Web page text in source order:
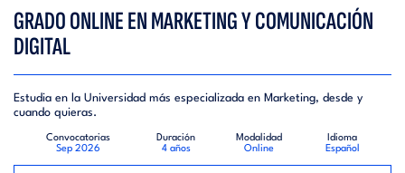
GRADO ONLINE EN MARKETING Y COMUNICACIÓN
DIGITAL
Estudia en la Universidad más especializada en Marketing, desde y
cuando quieras.
Convocatorias
Sep 2026
Duración
4 años
Modalidad
Online
Idioma
Español